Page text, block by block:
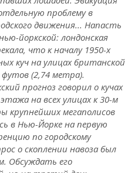
проблему в
движения... Напасть
йоркской: лондонская
что к началу 1950-х
куч на улицах британской
(2,74 метра).
прогноз говорил о кучах
на всех улицах к 30-м
крупнейших мегаполисов
в Нью-Йорке на первую
по городскому
о скоплении навоза был
Обсуждать его